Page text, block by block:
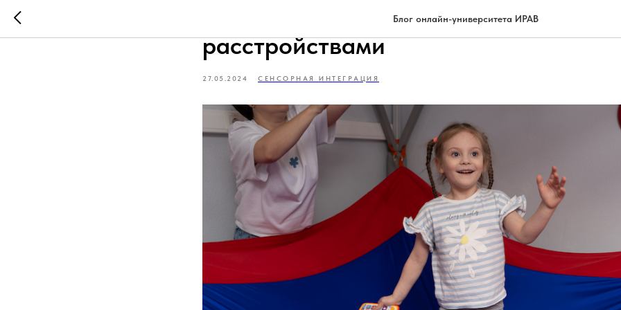
Блог онлайн-университета ИРАВ
Советы родителям детей с
расстройствами
27.05.2024 СЕНСОРНАЯ ИНТЕГРАЦИЯ